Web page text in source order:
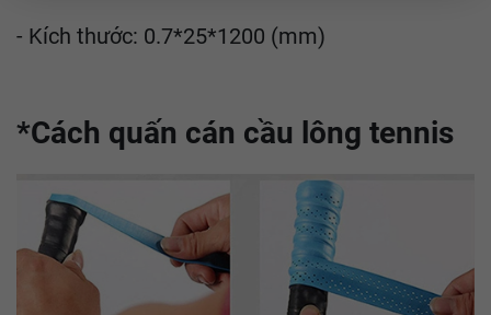
- Kích thước: 0.7*25*1200 (mm)
*Cách quấn cán cầu lông tennis